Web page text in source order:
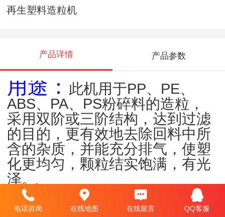
再生塑料造粒机
产品详情 产品参数
用途：
此机用于PP、PE、
ABS、PA、PS粉碎料的造粒，
采用双阶或三阶结构，达到过滤
的目的，更有效地去除回料中所
含的杂质，并能充分排气，使塑
化更均匀，颗粒结实饱满，有光
泽。
特点：
本机螺杆经过专业特殊
设计，设有单排气、双排气结
电话咨询 在线地图 在线留言 QQ客服